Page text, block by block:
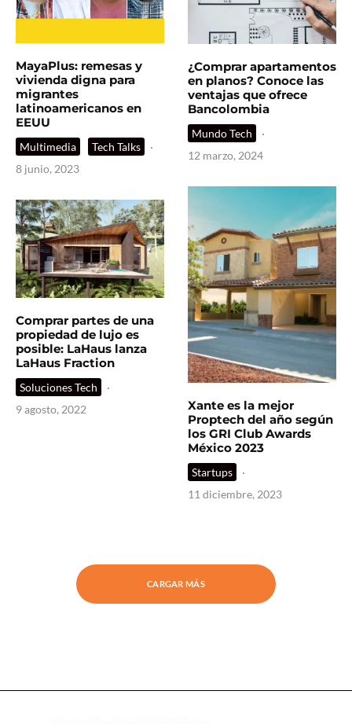
MayaPlus: remesas y
vivienda digna para
migrantes
latinoamericanos en
EEUU
Multimedia Tech Talks
·
8 junio, 2023
Comprar partes de una
propiedad de lujo es
posible: LaHaus lanza
LaHaus Fraction
Soluciones Tech
·
9 agosto, 2022
¿Comprar apartamentos
en planos? Conoce las
ventajas que ofrece
Bancolombia
Mundo Tech
·
12 marzo, 2024
Xante es la mejor
Proptech del año según
los GRI Club Awards
México 2023
Startups
·
11 diciembre, 2023
CARGAR MÁS